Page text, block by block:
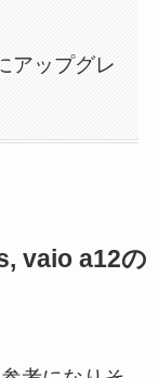
アップグレ
vaio a12の